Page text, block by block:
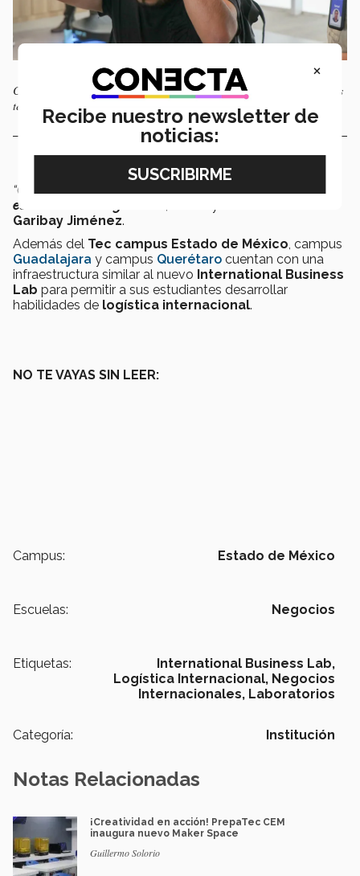
Con el apoyo de sus profesores, los estudiantes podrán aplicar conceptos
teóricos de forma práctica y segura. Foto: Aarón Muerza.
“Queremosexplotareste espacio al máximo para seguir
estando a la vanguardia
Garibay Jiménez.
Además del Tec campus Estado de México, campus
Guadalajara y campus Querétaro cuentan con una
infraestructura similar al nuevo International Business
Lab para permitir a sus estudiantes desarrollar
habilidades de logística internacional.
NO TE VAYAS SIN LEER:
Campus: Estado de México
Escuelas: Negocios
Etiquetas:
International Business Lab,
Logística Internacional, Negocios
Internacionales, Laboratorios
Categoría: Institución
Notas Relacionadas
¡Creatividad en acción! PrepaTec CEM
inaugura nuevo Maker Space
Guillermo Solorio
×
Recibe nuestro newsletter de
noticias: